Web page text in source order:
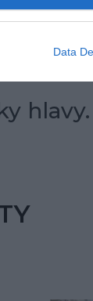
Data
hlavy.